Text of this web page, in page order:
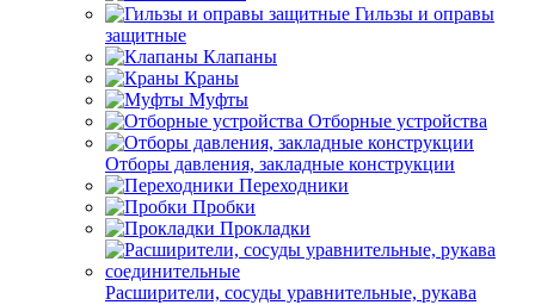
Гильзы и оправы
защитные
Клапаны
Краны
Муфты
Отборные устройства
Отборы давления, закладные конструкции
Переходники
Пробки
Прокладки
Расширители, сосуды уравнительные, рукава